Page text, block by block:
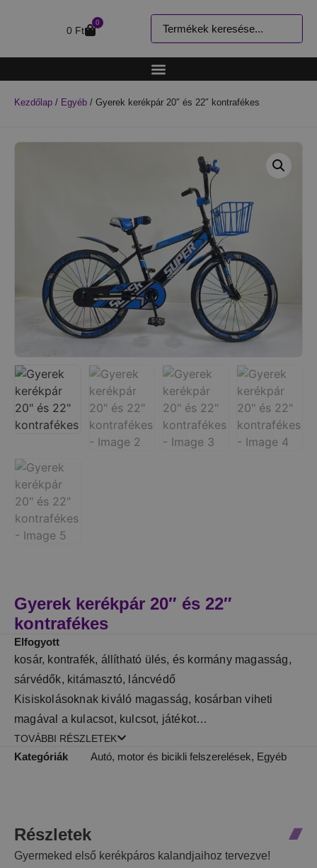
0 Ft
0
Kezdőlap / Egyéb / Gyerek kerékpár 20″ és 22″ kontrafékes
Gyerek kerékpár 20″ és 22″
kontrafékes
Elfogyott
kosár, kontrafék, állítható ülés, és kormány magasság,
sárvédők, kitámasztó, láncvédő
Kisiskolásoknak kiváló magasság, kosárban viheti
magával a kulacsot, kulcsot, játékot…
TOVÁBBI RÉSZLETEK
Kategóriák Autó, motor és bicikli felszerelések, Egyéb
Részletek
Gyermeked első kerékpáros kalandjaihoz tervezve!